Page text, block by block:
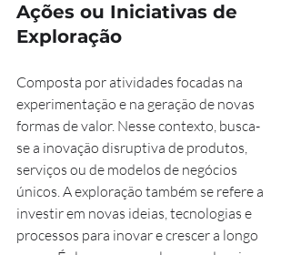
Ações ou Iniciativas de
Exploração
Composta por atividades focadas na
experimentação e na geração de novas
formas de valor. Nesse contexto, busca-
se a inovação disruptiva de produtos,
serviços ou de modelos de negócios
únicos. A exploração também se refere a
investir em novas ideias, tecnologias e
processos para inovar e crescer a longo